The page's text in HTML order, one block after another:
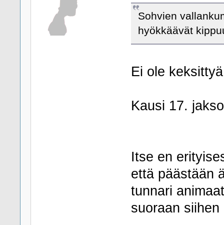
Sohvien
hyökkäävät
Ei ole
Kausi 17.
Itse en
että päästään
tunnari
suoraan